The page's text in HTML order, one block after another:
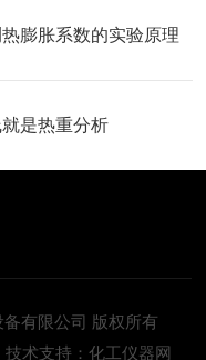
膨胀系数的实验原理
是热重分析
有限公司 版权所有
技术支持：化工仪器网